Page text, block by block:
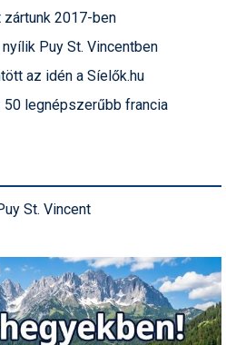
2017-ben
Puy St. Vincentben
az idén a Síelők.hu
legnépszerűbb francia
St. Vincent